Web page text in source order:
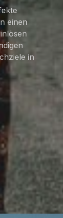
einen
in